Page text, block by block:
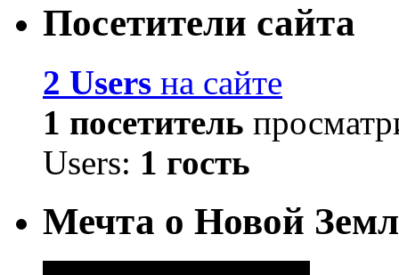
Посетители сайта
2 Users на сайте
1 посетитель
Users: 1 гость
Мечта о Новой